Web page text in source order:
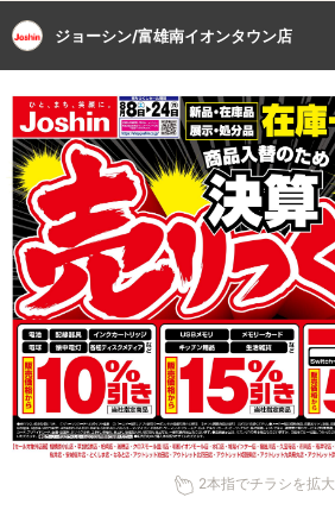
ジョーシン/富雄南イオンタウン店
2本指でチラシを拡大